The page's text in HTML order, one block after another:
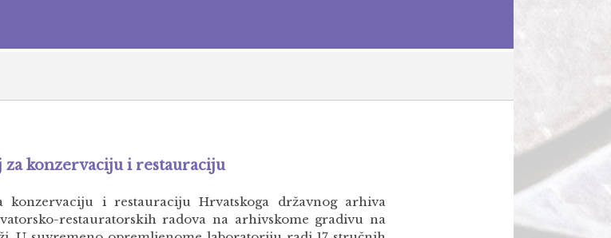
konzervaciju i restauraciju
konzervaciju i restauraciju Hrvatskoga državnog arhiva
restauratorskih radova na arhivskome gradivu na